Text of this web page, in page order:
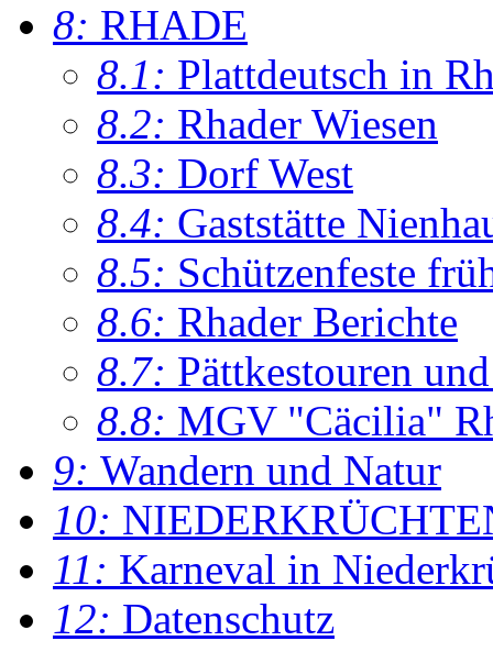
8: RHADE
8.1: Plattdeutsch in
8.2: Rhader Wiesen
8.3: Dorf West
8.4: Gaststätte
8.5: Schützenfeste
8.6: Rhader Berichte
8.7: Pättkestouren
8.8: MGV "Cäcilia"
9: Wandern und Natur
10:
11: Karneval in
12: Datenschutz